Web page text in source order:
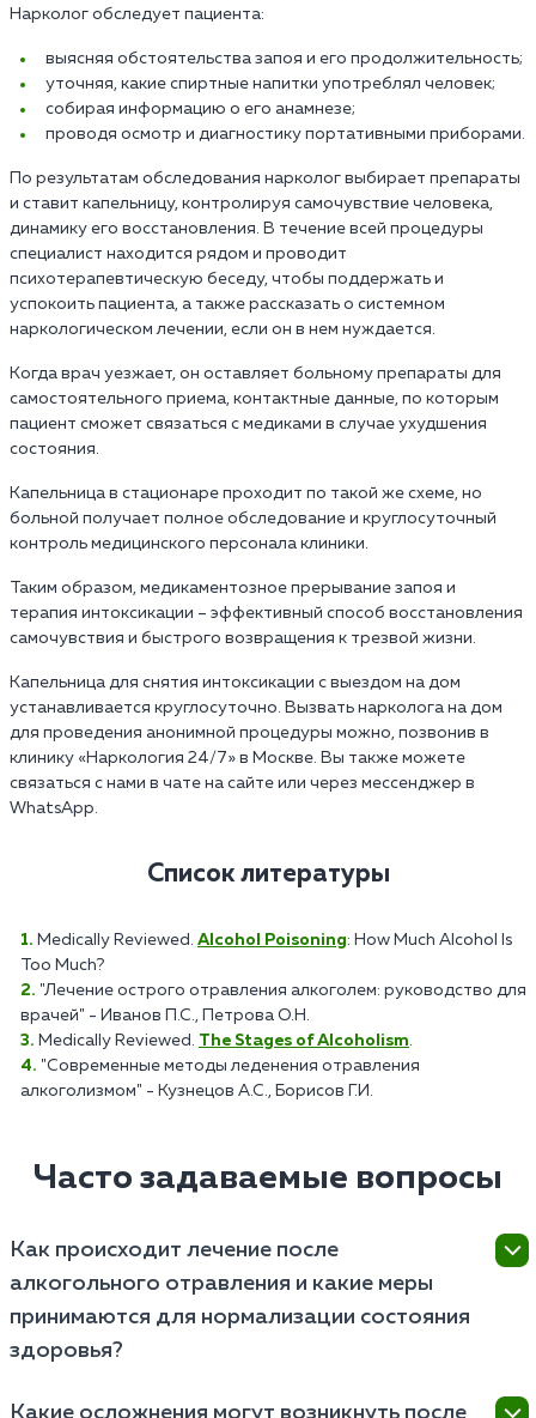
Нарколог обследует пациента:
выясняя обстоятельства запоя и его продолжительность;
уточняя, какие спиртные напитки употреблял человек;
собирая информацию о его анамнезе;
проводя осмотр и диагностику портативными приборами.
По результатам обследования нарколог выбирает препараты
и ставит капельницу, контролируя самочувствие человека,
динамику его восстановления. В течение всей процедуры
специалист находится рядом и проводит
психотерапевтическую беседу, чтобы поддержать и
успокоить пациента, а также рассказать о системном
наркологическом лечении, если он в нем нуждается.
Когда врач уезжает, он оставляет больному препараты для
самостоятельного приема, контактные данные, по которым
пациент сможет связаться с медиками в случае ухудшения
состояния.
Капельница в стационаре проходит по такой же схеме, но
больной получает полное обследование и круглосуточный
контроль медицинского персонала клиники.
Таким образом, медикаментозное прерывание запоя и
терапия интоксикации – эффективный способ восстановления
самочувствия и быстрого возвращения к трезвой жизни.
Капельница для снятия интоксикации с выездом на дом
устанавливается круглосуточно. Вызвать нарколога на дом
для проведения анонимной процедуры можно, позвонив в
клинику «Наркология 24/7» в Москве. Вы также можете
связаться с нами в чате на сайте или через мессенджер в
WhatsApp.
Список литературы
Medically Reviewed. Alcohol Poisoning: How Much Alcohol Is
Too Much?
"Лечение острого отравления алкоголем: руководство для
врачей" - Иванов П.С., Петрова О.Н.
Medically Reviewed. The Stages of Alcoholism.
"Современные методы леденения отравления
алкоголизмом" - Кузнецов А.С., Борисов Г.И.
Часто задаваемые вопросы
Как происходит лечение после
алкогольного отравления и какие меры
принимаются для нормализации состояния
здоровья?
Какие осложнения могут возникнуть после